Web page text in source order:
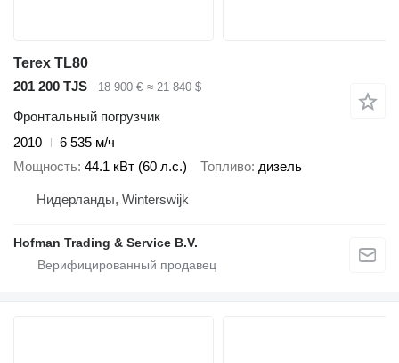
Terex TL80
201 200 TJS
18 900 € ≈ 21 840 $
Фронтальный погрузчик
2010
6 535 м/ч
Мощность 44.1 кВт (60 л.с.) Топливо дизель
Нидерланды, Winterswijk
Hofman Trading & Service B.V.